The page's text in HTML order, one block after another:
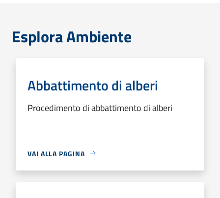
Esplora Ambiente
Abbattimento di alberi
Procedimento di abbattimento di alberi
VAI ALLA PAGINA